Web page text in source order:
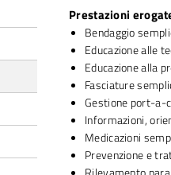
Prestazioni
Bendaggio
Educazione alle
Educazione alla
Fasciature
Gestione port-a-
Informazioni,
Medicazioni
Prevenzione e